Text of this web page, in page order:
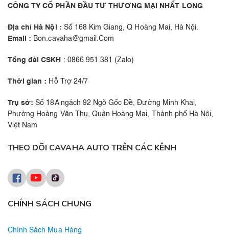
CÔNG TY CỔ PHẦN ĐẦU TƯ THƯƠNG MẠI NHẤT LONG
Địa chỉ Hà Nội : Số 168 Kim Giang, Q Hoàng Mai, Hà Nội.
Email : Bon.cavaha@gmail.Com
Tổng đài CSKH : 0866 951 381 (Zalo)
Thời gian : Hỗ Trợ 24/7
Trụ sở: Số 18A ngách 92 Ngõ Gốc Đề, Đường Minh Khai,
Phường Hoàng Văn Thụ, Quận Hoàng Mai, Thành phố Hà Nội,
Việt Nam
CHÍNH SÁCH CHUNG
Chính Sách Mua Hàng
THEO DÕI CAVAHA AUTO TRÊN CÁC KÊNH